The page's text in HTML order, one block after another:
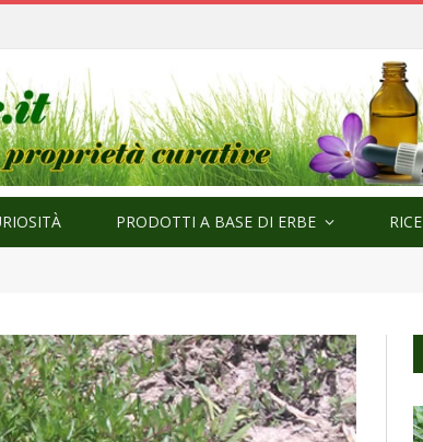
PRODOTTI A BASE DI ERBE